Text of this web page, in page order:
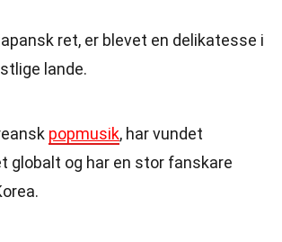
ret, er blevet en delikatesse i
lande.
popmusik, har vundet
globalt og har en stor fanskare